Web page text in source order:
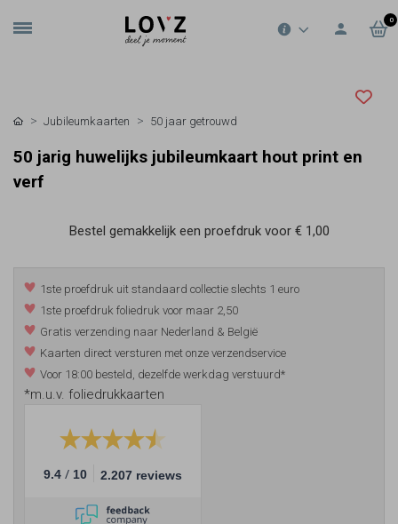
0
Jubileumkaarten 50 jaar getrouwd
50 jarig huwelijks jubileumkaart hout print en
verf
Bestel gemakkelijk een proefdruk voor € 1,00
1ste proefdruk uit standaard collectie slechts 1 euro
1ste proefdruk foliedruk voor maar 2,50
Gratis verzending naar Nederland & België
Kaarten direct versturen met onze verzendservice
Voor 18:00 besteld, dezelfde werkdag verstuurd*
*m.u.v. foliedrukkaarten
9.4 / 10 2.207 reviews